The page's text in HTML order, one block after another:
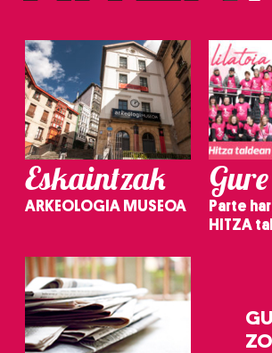
Eskaintzak
ARKEOLOGIA MUSEOA
Parte
HITZA